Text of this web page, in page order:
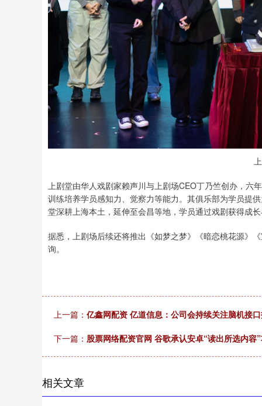
上剧堂由华人戏剧家赖声川与上剧场CEO丁乃竺创办，六
训练培养学员感知力、觉察力等能力。其俱乐部为学员提
堂深耕上海本土，延伸至会昌等地，学员通过戏剧获得成
据悉，上剧场后续还将推出《如梦之梦》《暗恋桃花源》
询。
上一篇： 亿鑫网配资 亿道信息：公司会持续关注脑机接
下一篇： 股票网络配资官网 谷歌承认安卓“读出所选内容
相关文章